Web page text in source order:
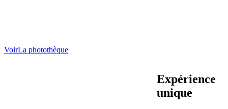
VoirLa photothèque
Expérience
unique